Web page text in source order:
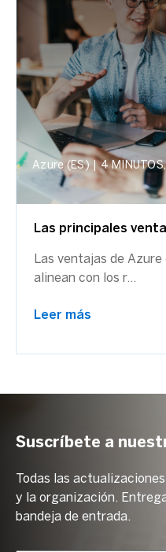
Azure (ES) | 4
Las principales
Las ventajas de
alinean con los r...
Leer más
Suscríbete a
Todas las
y la organización.
bandeja de entrada.